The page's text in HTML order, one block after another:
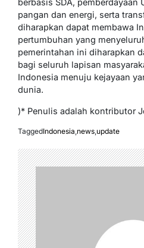
berbasis SDA, pemberdayaan
pangan dan energi, serta
diharapkan dapat membawa
pertumbuhan yang
pemerintahan ini diharapkan
bagi seluruh lapisan
Indonesia menuju kejayaan
dunia.
)* Penulis adalah kontributor
TaggedIndonesia,news,update